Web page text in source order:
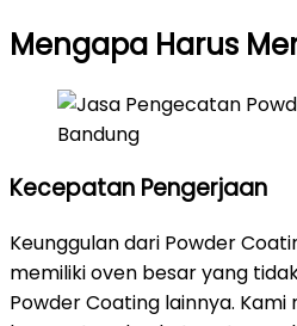
Mengapa Harus
Kecepatan Pengerjaan
Keunggulan dari Powder
memiliki oven besar yang
Powder Coating lainnya.